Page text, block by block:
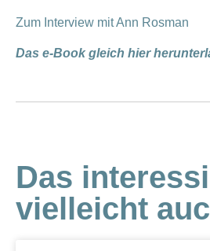
Zum Interview mit Ann Rosman
Das e-Book gleich hier
Das
vielleicht